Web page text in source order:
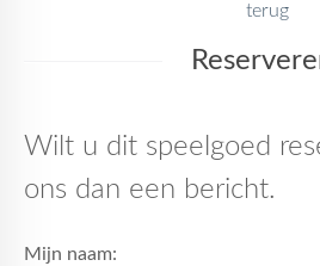
terug
Wilt u dit speelgoed
ons dan een bericht.
Mijn naam: